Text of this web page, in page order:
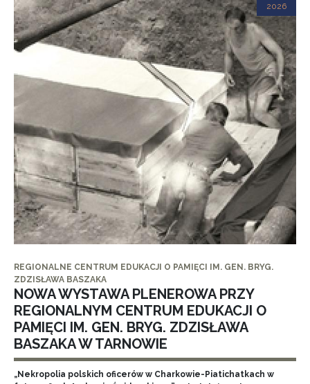
2026
REGIONALNE CENTRUM EDUKACJI O PAMIĘCI IM. GEN. BRYG.
ZDZISŁAWA BASZAKA
NOWA WYSTAWA PLENEROWA PRZY
REGIONALNYM CENTRUM EDUKACJI O
PAMIĘCI IM. GEN. BRYG. ZDZISŁAWA
BASZAKA W TARNOWIE
„Nekropolia polskich oficerów w Charkowie-Piatichatkach w